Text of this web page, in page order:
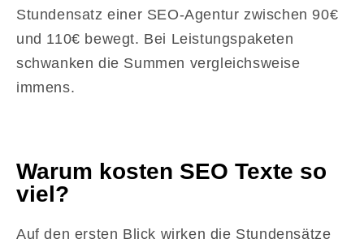
Stundensatz einer SEO-Agentur zwischen 90€
und 110€ bewegt. Bei Leistungspaketen
schwanken die Summen vergleichsweise
immens.
Warum kosten SEO Texte so
viel?
Auf den ersten Blick wirken die Stundensätze